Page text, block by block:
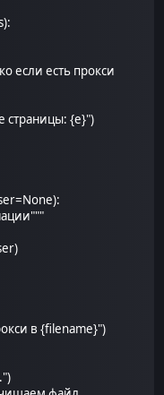
есть прокси
{e}")
в {filename}")